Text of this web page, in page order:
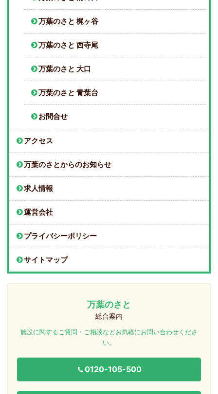
万葉のさと 梶ヶ谷
万葉のさと 西寺尾
万葉のさと 大口
万葉のさと 青葉台
お問合せ
アクセス
万葉のさとからのお知らせ
求人情報
運営会社
プライバシーポリシー
サイトマップ
万葉のさと
総合案内
施設に関するご質問・ご相談などお気軽にお問い合わせくださ
い。
0120-105-500